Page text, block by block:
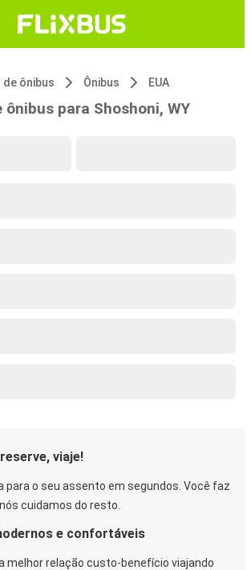
de ônibus Ônibus EUA
ônibus para Shoshoni, WY
viaje!
para o seu assento em segundos. Você faz
cuidamos do resto.
e confortáveis
melhor relação custo-benefício viajando